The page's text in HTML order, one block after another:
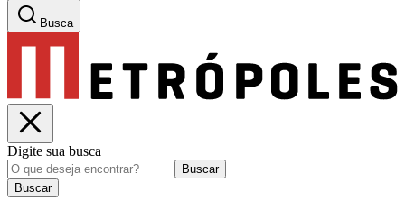
Busca
Digite sua busca
Buscar
Buscar